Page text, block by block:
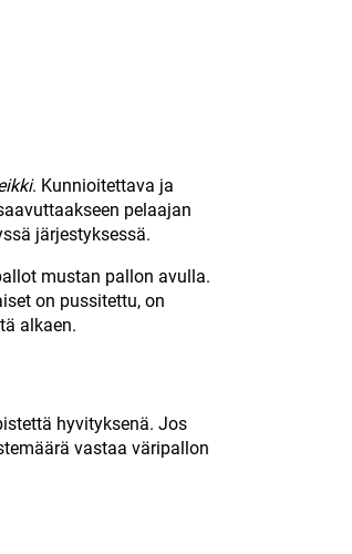
. Kunnioitettava ja
pelaajan
järjestyksessä.
mustan pallon avulla.
on pussitettu, on
alkaen.
hyvityksenä. Jos
vastaa väripallon